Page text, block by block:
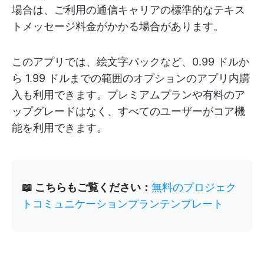
場合は、ご利用の通信キャリアの標準的なテキス
トメッセージ料金がかかる場合があります。
このアプリでは、絵文字パックなど、0.99 ドルか
ら 1.99 ドルまでの範囲のオプションのアプリ内購
入も利用できます。プレミアムプランや有料のア
ップグレードはなく、すべてのユーザーがコア機
能を利用できます。
📖 こちらもご覧ください： 無料のプロジェク
トコミュニケーションプランテンプレート